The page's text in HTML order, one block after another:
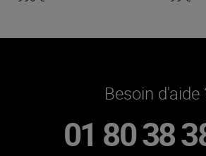
Besoin d'aide
01 80 38